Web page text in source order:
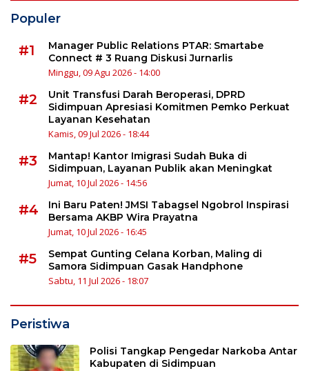
Populer
#1
Manager Public Relations PTAR: Smartabe
Connect # 3 Ruang Diskusi Jurnarlis
Minggu, 09 Agu 2026 - 14:00
#2
Unit Transfusi Darah Beroperasi, DPRD
Sidimpuan Apresiasi Komitmen Pemko Perkuat
Layanan Kesehatan
Kamis, 09 Jul 2026 - 18:44
#3
Mantap! Kantor Imigrasi Sudah Buka di
Sidimpuan, Layanan Publik akan Meningkat
Jumat, 10 Jul 2026 - 14:56
#4
Ini Baru Paten! JMSI Tabagsel Ngobrol Inspirasi
Bersama AKBP Wira Prayatna
Jumat, 10 Jul 2026 - 16:45
#5
Sempat Gunting Celana Korban, Maling di
Samora Sidimpuan Gasak Handphone
Sabtu, 11 Jul 2026 - 18:07
Peristiwa
Polisi Tangkap Pengedar Narkoba Antar
Kabupaten di Sidimpuan